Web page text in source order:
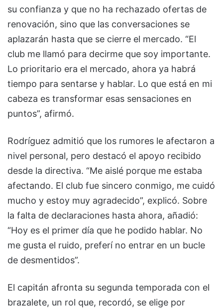
su confianza y que no ha rechazado ofertas de
renovación, sino que las conversaciones se
aplazarán hasta que se cierre el mercado. “El
club me llamó para decirme que soy importante.
Lo prioritario era el mercado, ahora ya habrá
tiempo para sentarse y hablar. Lo que está en mi
cabeza es transformar esas sensaciones en
puntos”, afirmó.
Rodríguez admitió que los rumores le afectaron a
nivel personal, pero destacó el apoyo recibido
desde la directiva. “Me aislé porque me estaba
afectando. El club fue sincero conmigo, me cuidó
mucho y estoy muy agradecido”, explicó. Sobre
la falta de declaraciones hasta ahora, añadió:
“Hoy es el primer día que he podido hablar. No
me gusta el ruido, preferí no entrar en un bucle
de desmentidos”.
El capitán afronta su segunda temporada con el
brazalete, un rol que, recordó, se elige por